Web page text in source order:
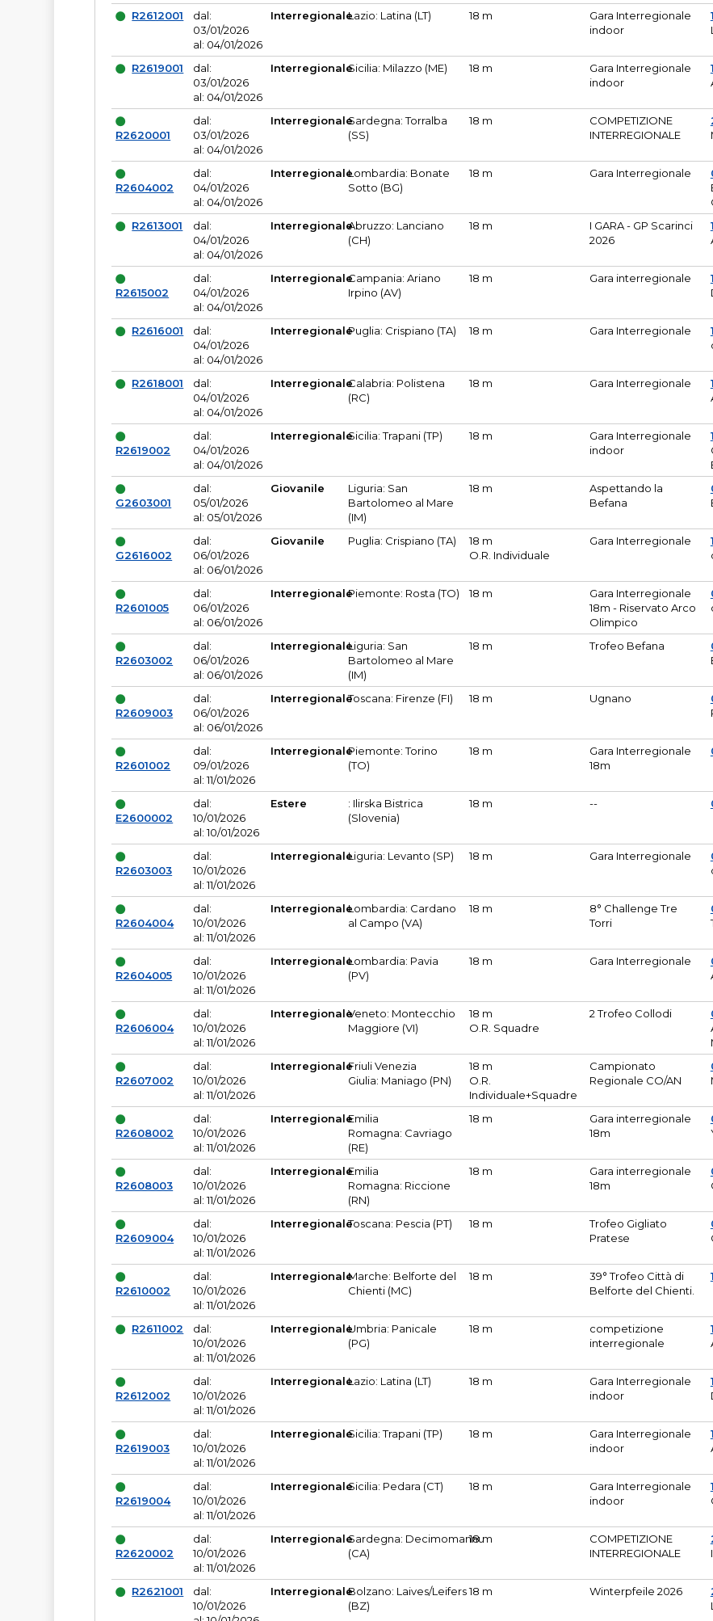
R2612001
dal:
03/01/2026
al: 04/01/2026
InterregionaleLazio: Latina (LT) 18 m
Gara Interregionale
indoor
R2619001
dal:
03/01/2026
al: 04/01/2026
InterregionaleSicilia: Milazzo (ME) 18 m
Gara Interregionale
indoor
R2620001
dal:
03/01/2026
al: 04/01/2026
InterregionaleSardegna: Torralba
(SS)
18 m
COMPETIZIONE
INTERREGIONALE
R2604002
dal:
04/01/2026
al: 04/01/2026
InterregionaleLombardia: Bonate
Sotto (BG)
18 m Gara Interregionale
R2613001
dal:
04/01/2026
al: 04/01/2026
InterregionaleAbruzzo: Lanciano
(CH)
18 m
I GARA - GP Scarinci
2026
R2615002
dal:
04/01/2026
al: 04/01/2026
InterregionaleCampania: Ariano
Irpino (AV)
18 m Gara interregionale
R2616001
dal:
04/01/2026
al: 04/01/2026
InterregionalePuglia: Crispiano (TA) 18 m Gara Interregionale
R2618001
dal:
04/01/2026
al: 04/01/2026
InterregionaleCalabria: Polistena
(RC)
18 m Gara Interregionale
R2619002
dal:
04/01/2026
al: 04/01/2026
InterregionaleSicilia: Trapani (TP) 18 m
Gara Interregionale
indoor
G2603001
dal:
05/01/2026
al: 05/01/2026
Giovanile
Liguria: San
Bartolomeo al Mare
(IM)
18 m
Aspettando la
Befana
G2616002
dal:
06/01/2026
al: 06/01/2026
Giovanile Puglia: Crispiano (TA)
18 m
O.R. Individuale
Gara Interregionale
R2601005
dal:
06/01/2026
al: 06/01/2026
InterregionalePiemonte: Rosta (TO) 18 m
Gara Interregionale
18m - Riservato Arco
Olimpico
R2603002
dal:
06/01/2026
al: 06/01/2026
InterregionaleLiguria: San
Bartolomeo al Mare
(IM)
18 m Trofeo Befana
R2609003
dal:
06/01/2026
al: 06/01/2026
InterregionaleToscana: Firenze (FI) 18 m Ugnano
R2601002
dal:
09/01/2026
al: 11/01/2026
InterregionalePiemonte: Torino
(TO)
18 m
Gara Interregionale
18m
E2600002
dal:
10/01/2026
al: 10/01/2026
Estere
: Ilirska Bistrica
(Slovenia)
18 m --
R2603003
dal:
10/01/2026
al: 11/01/2026
InterregionaleLiguria: Levanto (SP) 18 m Gara Interregionale
R2604004
dal:
10/01/2026
al: 11/01/2026
InterregionaleLombardia: Cardano
al Campo (VA)
18 m
8° Challenge Tre
Torri
R2604005
dal:
10/01/2026
al: 11/01/2026
InterregionaleLombardia: Pavia
(PV)
18 m Gara Interregionale
R2606004
dal:
10/01/2026
al: 11/01/2026
InterregionaleVeneto: Montecchio
Maggiore (VI)
18 m
O.R. Squadre
2 Trofeo Collodi
R2607002
dal:
10/01/2026
al: 11/01/2026
InterregionaleFriuli Venezia
Giulia: Maniago (PN)
18 m
O.R.
Individuale+Squadre
Campionato
Regionale CO/AN
R2608002
dal:
10/01/2026
al: 11/01/2026
InterregionaleEmilia
Romagna: Cavriago
(RE)
18 m
Gara interregionale
18m
R2608003
dal:
10/01/2026
al: 11/01/2026
InterregionaleEmilia
Romagna: Riccione
(RN)
18 m
Gara interregionale
18m
R2609004
dal:
10/01/2026
al: 11/01/2026
InterregionaleToscana: Pescia (PT) 18 m
Trofeo Gigliato
Pratese
R2610002
dal:
10/01/2026
al: 11/01/2026
InterregionaleMarche: Belforte del
Chienti (MC)
18 m
39° Trofeo Città di
Belforte del Chienti.
R2611002
dal:
10/01/2026
al: 11/01/2026
InterregionaleUmbria: Panicale
(PG)
18 m
competizione
interregionale
R2612002
dal:
10/01/2026
al: 11/01/2026
InterregionaleLazio: Latina (LT) 18 m
Gara Interregionale
indoor
R2619003
dal:
10/01/2026
al: 11/01/2026
InterregionaleSicilia: Trapani (TP) 18 m
Gara Interregionale
indoor
R2619004
dal:
10/01/2026
al: 11/01/2026
InterregionaleSicilia: Pedara (CT) 18 m
Gara Interregionale
indoor
R2620002
dal:
10/01/2026
al: 11/01/2026
InterregionaleSardegna: Decimomannu
(CA)
18 m
COMPETIZIONE
INTERREGIONALE
R2621001
dal:
10/01/2026
InterregionaleBolzano: Laives/Leifers
(BZ)
18 m Winterpfeile 2026